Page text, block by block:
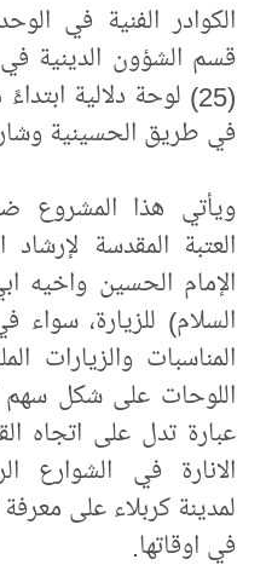
الكوادر الفنية في
قسم الشؤون الدينية
(25) لوحة دلالية
في طريق الحسينية
ويأتي هذا المشروع
العتبة المقدسة لإرشاد
الإمام الحسين واخيه
السلام) للزيارة، سواء
المناسبات والزيارات
اللوحات على شكل
عبارة تدل على اتجاه
الانارة في الشوارع
لمدينة كربلاء على معرفة
في اوقاتها.